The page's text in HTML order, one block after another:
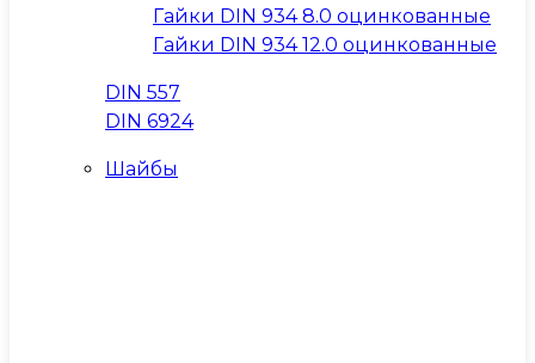
Гайки DIN 934 8.0 оцинкованные
Гайки DIN 934 12.0 оцинкованные
DIN 557
DIN 6924
Шайбы